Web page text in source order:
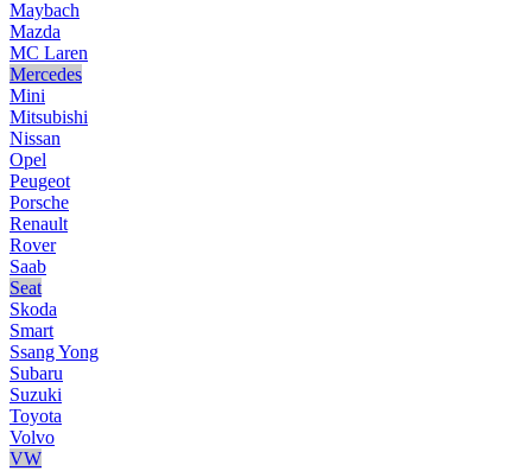
Maybach
Mazda
MC Laren
Mercedes
Mini
Mitsubishi
Nissan
Opel
Peugeot
Porsche
Renault
Rover
Saab
Seat
Skoda
Smart
Ssang Yong
Subaru
Suzuki
Toyota
Volvo
VW